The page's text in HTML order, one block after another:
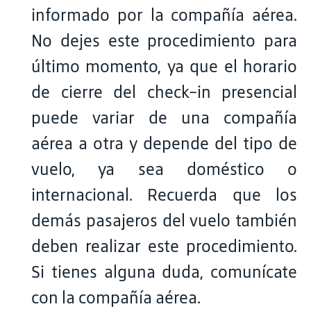
informado por la compañía aérea.
No dejes este procedimiento para
último momento, ya que el horario
de cierre del check-in presencial
puede variar de una compañía
aérea a otra y depende del tipo de
vuelo, ya sea doméstico o
internacional. Recuerda que los
demás pasajeros del vuelo también
deben realizar este procedimiento.
Si tienes alguna duda, comunícate
con la compañía aérea.